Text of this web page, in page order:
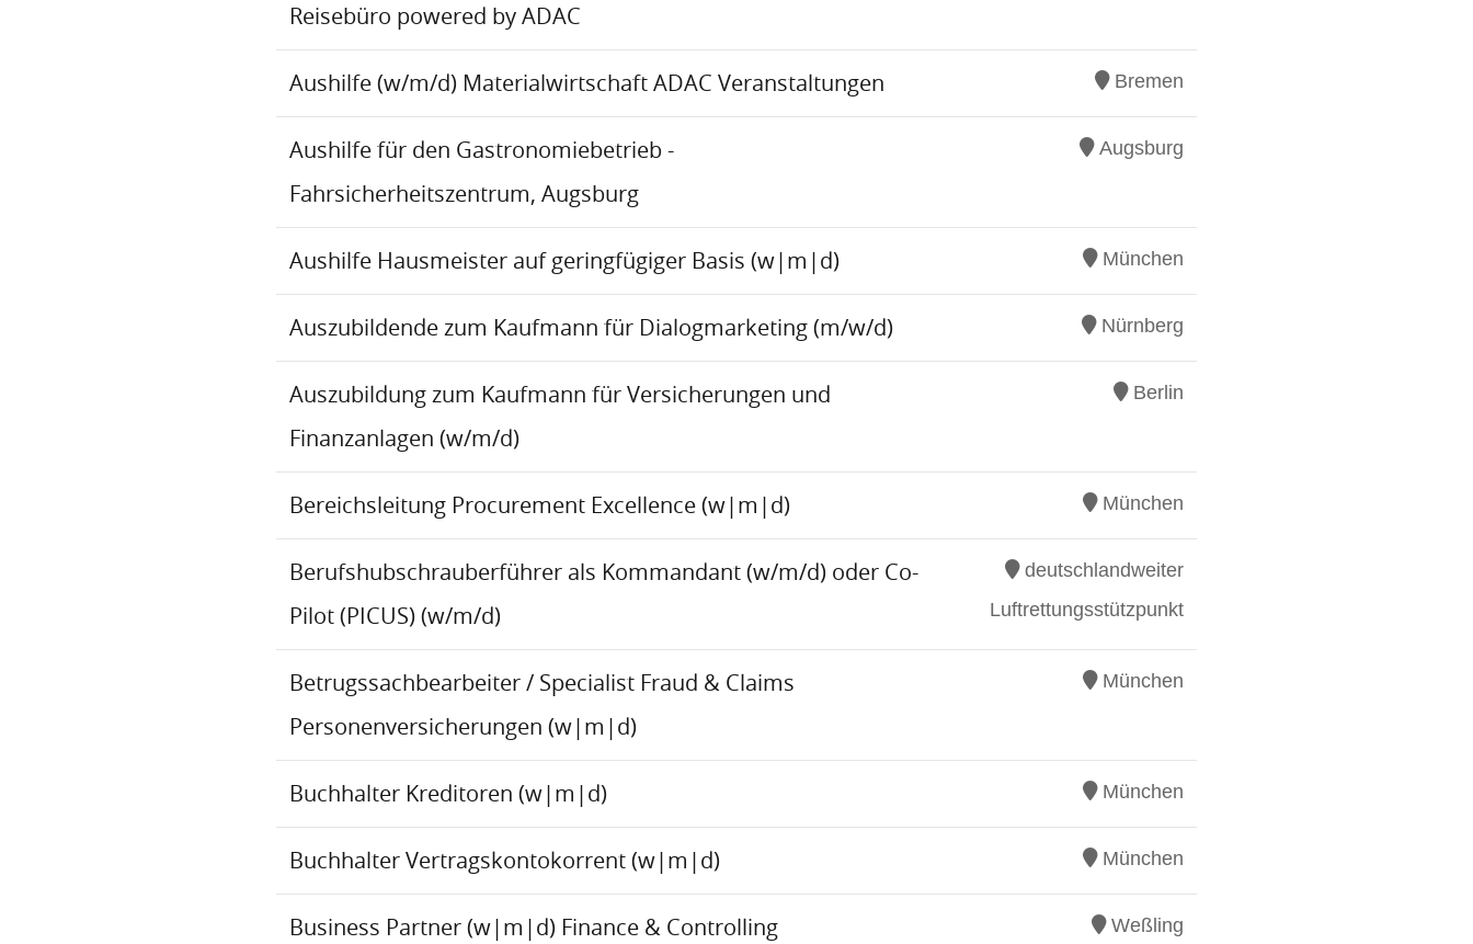
Reisebüro powered by ADAC
Aushilfe (w/m/d) Materialwirtschaft ADAC Veranstaltungen Bremen
Aushilfe für den Gastronomiebetrieb -
Fahrsicherheitszentrum, Augsburg
Augsburg
Aushilfe Hausmeister auf geringfügiger Basis (w|m|d) München
Auszubildende zum Kaufmann für Dialogmarketing (m/w/d) Nürnberg
Auszubildung zum Kaufmann für Versicherungen und
Finanzanlagen (w/m/d)
Berlin
Bereichsleitung Procurement Excellence (w|m|d) München
Berufshubschrauberführer als Kommandant (w/m/d) oder Co-
Pilot (PICUS) (w/m/d)
deutschlandweiter
Luftrettungsstützpunkt
Betrugssachbearbeiter / Specialist Fraud & Claims
Personenversicherungen (w|m|d)
München
Buchhalter Kreditoren (w|m|d) München
Buchhalter Vertragskontokorrent (w|m|d) München
Business Partner (w|m|d) Finance & Controlling Weßling